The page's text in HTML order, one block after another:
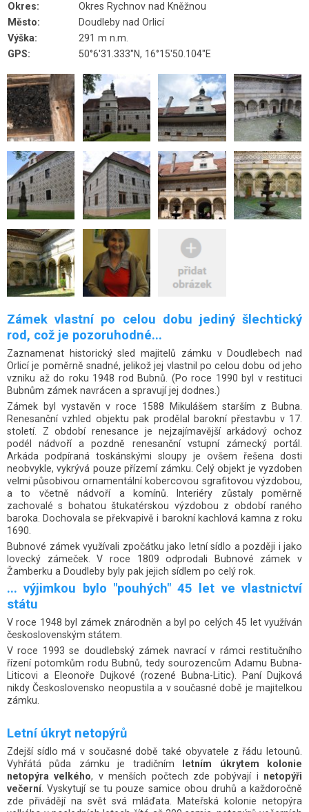
Okres:
Okres Rychnov nad Kněžnou
Město:
Doudleby nad Orlicí
Výška:
291 m n.m.
GPS:
50°6'31.333"N, 16°15'50.104"E
Zámek vlastní po celou dobu jediný šlechtický
rod, což je pozoruhodné...
Zaznamenat historický sled majitelů zámku v Doudlebech nad
Orlicí je poměrně snadné, jelikož jej vlastnil po celou dobu od jeho
vzniku až do roku 1948 rod Bubnů. (Po roce 1990 byl v restituci
Bubnům zámek navrácen a spravují jej dodnes.)
Zámek byl vystavěn v roce 1588 Mikulášem starším z Bubna.
Renesanční vzhled objektu pak prodělal barokní přestavbu v 17.
století. Z období renesance je nejzajímavější arkádový ochoz
podél nádvoří a pozdně renesanční vstupní zámecký portál.
Arkáda podpíraná toskánskými sloupy je ovšem řešena dosti
neobvykle, vykrývá pouze přízemí zámku. Celý objekt je vyzdoben
velmi působivou ornamentální kobercovou sgrafitovou výzdobou,
a to včetně nádvoří a komínů. Interiéry zůstaly poměrně
zachovalé s bohatou štukatérskou výzdobou z období raného
baroka. Dochovala se překvapivě i barokní kachlová kamna z roku
1690.
Bubnové zámek využívali zpočátku jako letní sídlo a později i jako
lovecký zámeček. V roce 1809 odprodali Bubnové zámek v
Žamberku a Doudleby byly pak jejich sídlem po celý rok.
... výjimkou bylo "pouhých" 45 let ve vlastnictví
státu
V roce 1948 byl zámek znárodněn a byl po celých 45 let využíván
československým státem.
V roce 1993 se doudlebský zámek navrací v rámci restitučního
řízení potomkům rodu Bubnů, tedy sourozencům Adamu Bubna-
Liticovi a Eleonoře Dujkové (rozené Bubna-Litic). Paní Dujková
nikdy Československo neopustila a v současné době je majitelkou
zámku.
Letní úkryt netopýrů
Zdejší sídlo má v současné době také obyvatele z řádu letounů.
Vyhřátá půda zámku je tradičním
letním úkrytem kolonie
netopýra velkého, v menších počtech zde pobývají i netopýři
večerní. Vyskytují se tu pouze samice obou druhů a každoročně
zde přivádějí na svět svá mláďata. Mateřská kolonie netopýra